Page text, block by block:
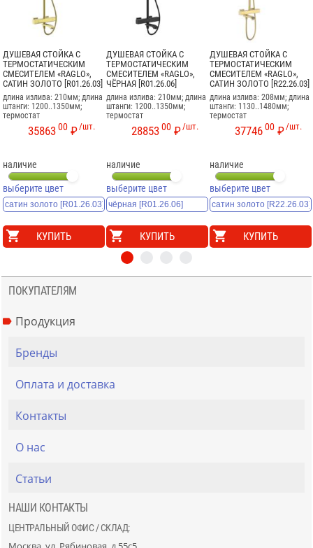
ДУШЕВАЯ СТОЙКА С
ТЕРМОСТАТИЧЕСКИМ
СМЕСИТЕЛЕМ «RAGLO»,
САТИН ЗОЛОТО [R01.26.03]
длина излива: 210мм; длина
штанги: 1200..1350мм;
термостат
/шт.
3586300 ₽
наличие
выберите цвет
КУПИТЬ
ДУШЕВАЯ СТОЙКА С
ТЕРМОСТАТИЧЕСКИМ
СМЕСИТЕЛЕМ «RAGLO»,
ЧЁРНАЯ [R01.26.06]
длина излива: 210мм; длина
штанги: 1200..1350мм;
термостат
/шт.
2885300 ₽
наличие
выберите цвет
КУПИТЬ
ДУШЕВАЯ СТОЙКА С
ТЕРМОСТАТИЧЕСКИМ
СМЕСИТЕЛЕМ «RAGLO»,
САТИН ЗОЛОТО [R22.26.03]
длина излива: 208мм; длина
штанги: 1130..1480мм;
термостат
/шт.
3774600 ₽
наличие
выберите цвет
КУПИТЬ
ПОКУПАТЕЛЯМ
Продукция
Бренды
Оплата и доставка
Контакты
О нас
Статьи
НАШИ КОНТАКТЫ
ЦЕНТРАЛЬНЫЙ ОФИС / СКЛАД: